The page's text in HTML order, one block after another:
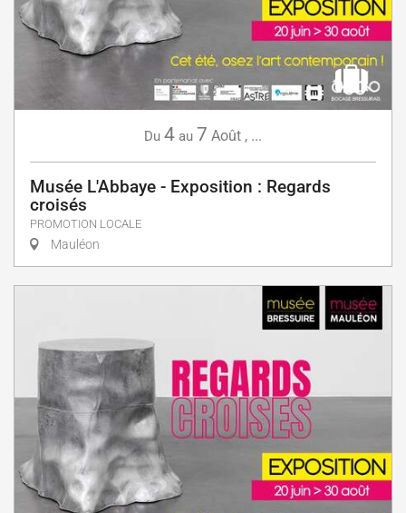
Du 4 au 7 Août , ...
Musée L'Abbaye - Exposition : Regards
croisés
PROMOTION LOCALE
Mauléon